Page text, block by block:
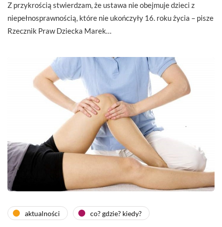
Z przykrością stwierdzam, że ustawa nie obejmuje dzieci z
niepełnosprawnością, które nie ukończyły 16. roku życia – pisze
Rzecznik Praw Dziecka Marek…
aktualności co? gdzie? kiedy?